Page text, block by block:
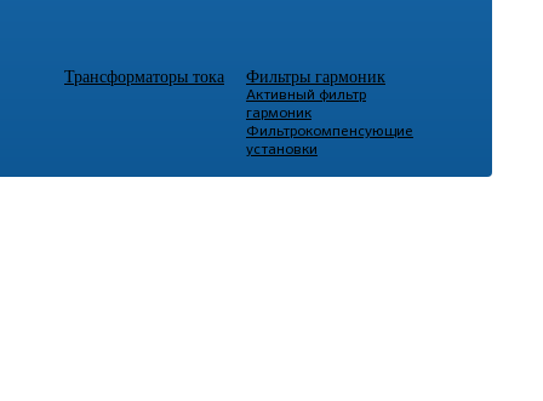
Трансформаторы тока Фильтры гармоник
Активный фильтр
гармоник
Фильтрокомпенсующие
установки